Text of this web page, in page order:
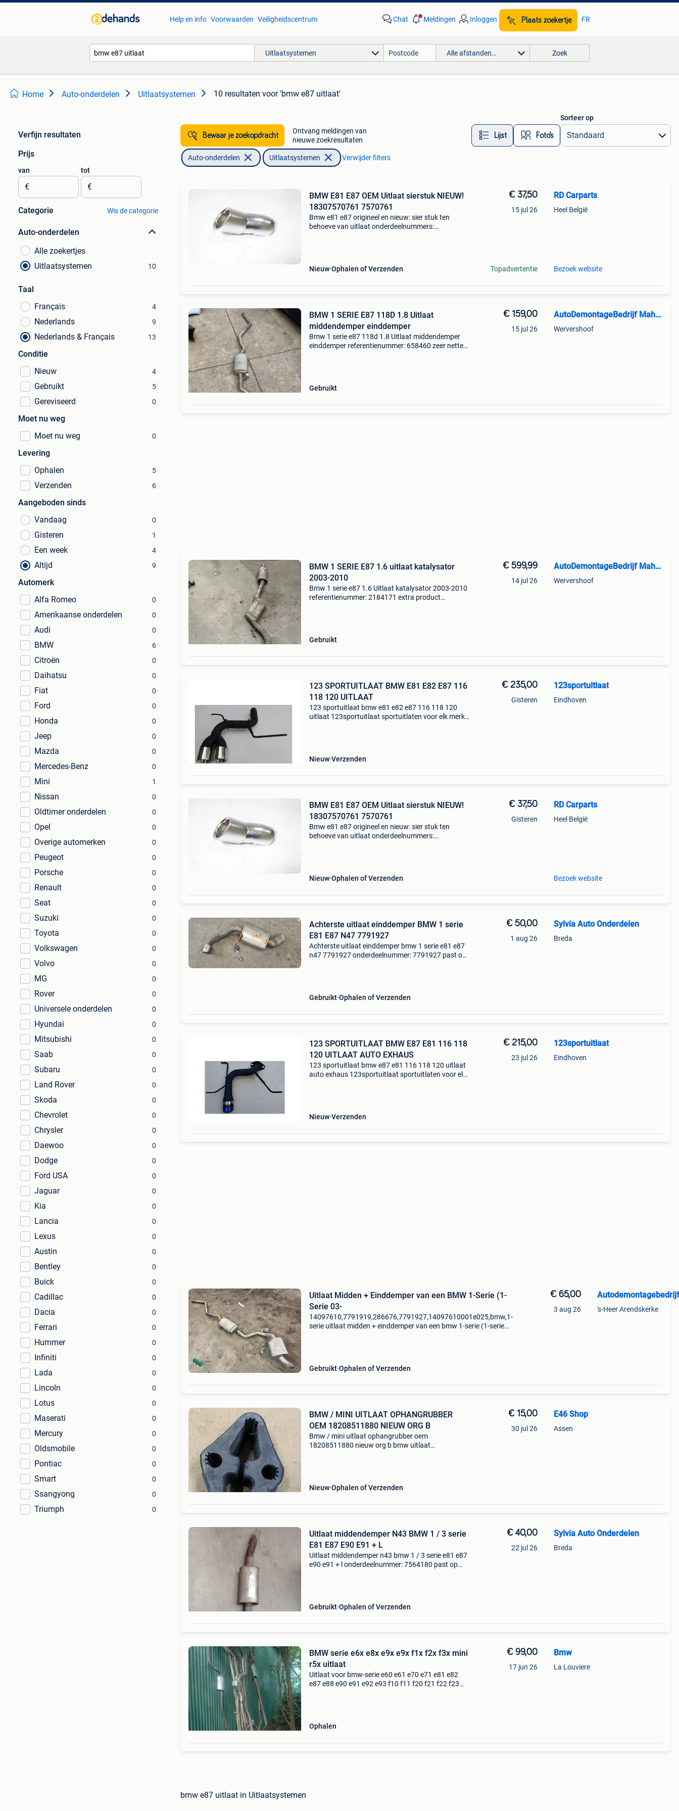
Help en info Voorwaarden Veiligheidscentrum Chat Meldingen Inloggen Plaats zoekertje FR
Uitlaatsystemen Alle afstanden… Zoek
Home Auto-onderdelen Uitlaatsystemen 10 resultaten voor 'bmw e87 uitlaat'
Verfijn resultaten
Prijs
van
€
tot
€
Categorie Wis de categorie
Auto-onderdelen
Alle zoekertjes
Uitlaatsystemen
10
Taal
Français
4
Nederlands 9
Nederlands & Français 13
Conditie
Nieuw
4
Gebruikt 5
Gereviseerd 0
Moet nu weg
Moet nu weg
0
Levering
Ophalen
5
Verzenden 6
Aangeboden sinds
Vandaag
0
Gisteren 1
Een week 4
Altijd 9
Automerk
Alfa Romeo
0
Amerikaanse onderdelen 0
Audi 0
BMW 6
Citroën 0
Daihatsu 0
Fiat 0
Ford 0
Honda 0
Jeep 0
Mazda 0
Mercedes-Benz 0
Mini 1
Nissan 0
Oldtimer onderdelen 0
Opel 0
Overige automerken 0
Peugeot 0
Porsche 0
Renault 0
Seat 0
Suzuki 0
Toyota 0
Volkswagen 0
Volvo 0
MG 0
Rover 0
Universele onderdelen 0
Hyundai 0
Mitsubishi 0
Saab 0
Subaru 0
Land Rover 0
Skoda 0
Chevrolet 0
Chrysler 0
Daewoo 0
Dodge 0
Ford USA 0
Jaguar 0
Kia 0
Lancia 0
Lexus 0
Austin 0
Bentley 0
Buick 0
Cadillac 0
Dacia 0
Ferrari 0
Hummer 0
Infiniti 0
Lada 0
Lincoln 0
Lotus 0
Maserati 0
Mercury 0
Oldsmobile 0
Pontiac 0
Smart 0
Ssangyong 0
Triumph 0
Bewaar je zoekopdracht
Ontvang meldingen van
nieuwe zoekresultaten
Lijst Foto’s
Sorteer op
Auto-onderdelen Uitlaatsystemen Verwijder filters
BMW E81 E87 OEM Uitlaat sierstuk NIEUW!
18307570761 7570761
Bmw e81 e87 origineel en nieuw: sier stuk ten
behoeve van uitlaat onderdeelnummers:
Nieuw Ophalen of Verzenden
€ 37,50
15 jul 26
Topadvertentie
RD Carparts
Heel België
Bezoek website
BMW 1 SERIE E87 118D 1.8 Uitlaat
middendemper einddemper
Bmw 1 serie e87 118d 1.8 Uitlaat middendemper
einddemper referentienummer: 658460 zeer nette
Gebruikt
€ 159,00
15 jul 26
AutoDemontageBedrijf Mahzud
Wervershoof
BMW 1 SERIE E87 1.6 uitlaat katalysator
2003-2010
Bmw 1 serie e87 1.6 Uitlaat katalysator 2003-2010
referentienummer: 2184171 extra product
Gebruikt
€ 599,99
14 jul 26
AutoDemontageBedrijf Mahzud
Wervershoof
123 SPORTUITLAAT BMW E81 E82 E87 116
118 120 UITLAAT
123 sportuitlaat bmw e81 e82 e87 116 118 120
uitlaat 123sportuitlaat sportuitlaten voor elk merk
Nieuw Verzenden
€ 235,00
Gisteren
123sportuitlaat
Eindhoven
BMW E81 E87 OEM Uitlaat sierstuk NIEUW!
18307570761 7570761
Bmw e81 e87 origineel en nieuw: sier stuk ten
behoeve van uitlaat onderdeelnummers:
Nieuw Ophalen of Verzenden
€ 37,50
Gisteren
RD Carparts
Heel België
Bezoek website
Achterste uitlaat einddemper BMW 1 serie
E81 E87 N47 7791927
Achterste uitlaat einddemper bmw 1 serie e81 e87
n47 7791927 onderdeelnummer: 7791927 past op
Gebruikt Ophalen of Verzenden
€ 50,00
1 aug 26
Sylvia Auto Onderdelen
Breda
123 SPORTUITLAAT BMW E87 E81 116 118
120 UITLAAT AUTO EXHAUS
123 sportuitlaat bmw e87 e81 116 118 120 uitlaat
auto exhaus 123sportuitlaat sportuitlaten voor elk
Nieuw Verzenden
€ 215,00
23 jul 26
123sportuitlaat
Eindhoven
Uitlaat Midden + Einddemper van een BMW 1-Serie (1-
Serie 03-
14097610,7791919,286676,7791927,14097610001e025,bmw,1-
serie uitlaat midden + einddemper van een bmw 1-serie (1-serie
Gebruikt Ophalen of Verzenden
€ 65,00
3 aug 26 's-Heer Arendskerke
BMW / MINI UITLAAT OPHANGRUBBER
OEM 18208511880 NIEUW ORG B
Bmw / mini uitlaat ophangrubber oem
18208511880 nieuw org b bmw uitlaat
Nieuw Ophalen of Verzenden
€ 15,00
30 jul 26
E46 Shop
Assen
Uitlaat middendemper N43 BMW 1 / 3 serie
E81 E87 E90 E91 + L
Uitlaat middendemper n43 bmw 1 / 3 serie e81 e87
e90 e91 + l onderdeelnummer: 7564180 past op
Gebruikt Ophalen of Verzenden
€ 40,00
22 jul 26
Sylvia Auto Onderdelen
Breda
BMW serie e6x e8x e9x e9x f1x f2x f3x mini
r5x uitlaat
Uitlaat voor bmw-serie e60 e61 e70 e71 e81 e82
e87 e88 e90 e91 e92 e93 f10 f11 f20 f21 f22 f23
Ophalen
€ 99,00
17 jun 26
Bmw
La Louviere
bmw e87 uitlaat in Uitlaatsystemen